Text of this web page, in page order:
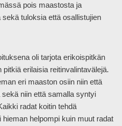
pois maastosta ja
tuloksia että osallistujien
oli tarjota erikoispitkän
erilaisia reitinvalintavälejä.
eri maaston osiin niin että
niin että samalla syntyi
radat koitin tehdä
helpompi kuin muut radat